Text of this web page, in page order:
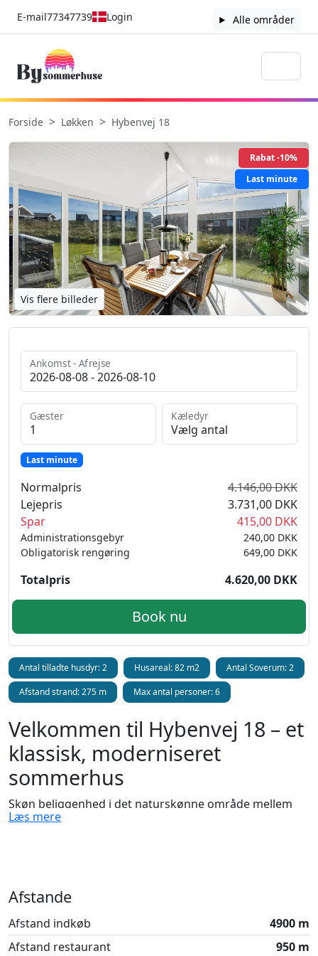
E-mail77347739 Login Alle områder
Forside Løkken Hybenvej 18
Rabat -10%
Last minute
Vis flere billeder
Antal tilladte husdyr: 2 Husareal: 82 m2
Antal Soverum: 2
Afstand strand: 275 m
Max antal personer: 6
Velkommen til Hybenvej 18 – et
klassisk, moderniseret
sommerhus
Skøn beliggenhed i det naturskønne område mellem
Løkken og Nr. Lyngby. Her bor du med Vesterhavet som
stranden, så du kan høre havets brusen og hurtigt tage
en morgendukkert eller en aftengåtur langs kysten.
Ideelt til familieferie med hund –
Læs mere
Afstande
Afstand indkøb
4900 m
Afstand restaurant
950 m
Ankomst - Afrejse
Gæster Kæledyr
Last minute
Normalpris
4.146,00 DKK
Lejepris
3.731,00 DKK
Spar
415,00 DKK
240,00 DKK
Administrationsgebyr
649,00 DKK
Obligatorisk rengøring
Totalpris 4.620,00 DKK
Book nu